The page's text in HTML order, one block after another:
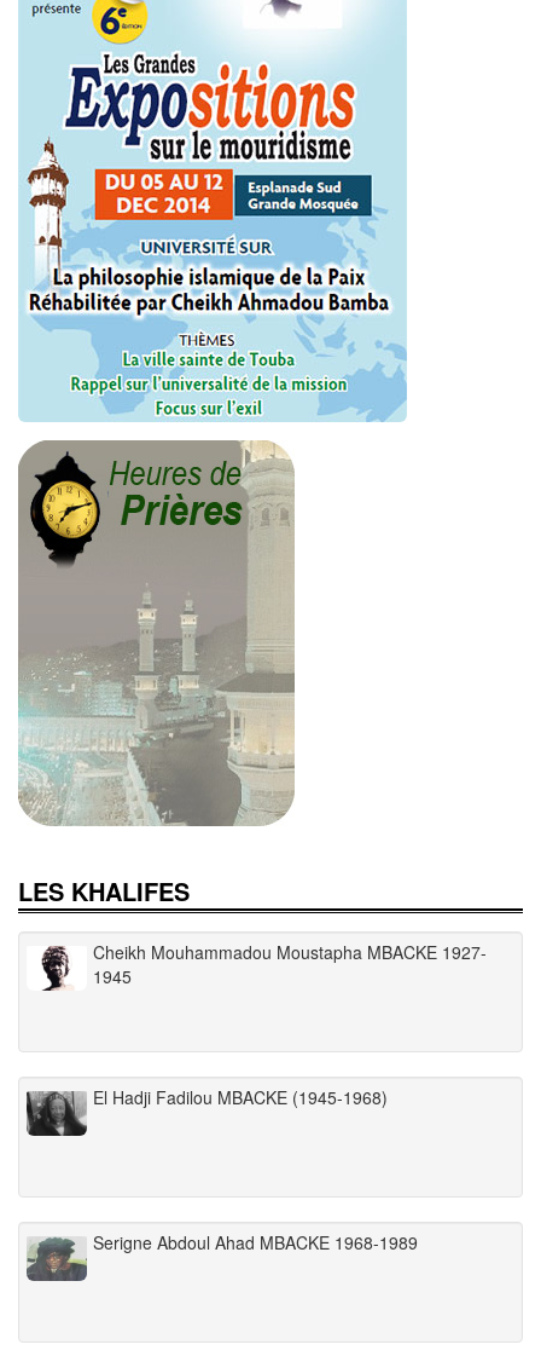
LES KHALIFES
Cheikh Mouhammadou Moustapha MBACKE 1927-
1945
El Hadji Fadilou MBACKE (1945-1968)
Serigne Abdoul Ahad MBACKE 1968-1989